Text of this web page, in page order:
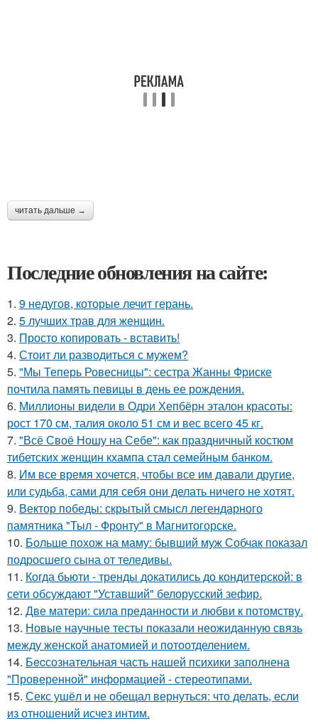
читать дальше →
Последние обновления на сайте:
1. 9 недугов, которые лечит герань.
2. 5 лучших трав для женщин.
3. Просто копировать - вставить!
4. Стоит ли разводиться с мужем?
5. "Мы Теперь Ровесницы": сестра Жанны Фриске
почтила память певицы в день ее рождения.
6. Миллионы видели в Одри Хепбёрн эталон красоты:
рост 170 см, талия около 51 см и вес всего 45 кг.
7. "Всё Своё Ношу на Себе": как праздничный костюм
тибетских женщин кхампа стал семейным банком.
8. Им все время хочется, чтобы все им давали другие,
или судьба, сами для себя они делать ничего не хотят.
9. Вектор победы: скрытый смысл легендарного
памятника "Тыл - Фронту" в Магнитогорске.
10. Больше похож на маму: бывший муж Собчак показал
подросшего сына от теледивы.
11. Когда бьюти - тренды докатились до кондитерской: в
сети обсуждают "Уставший" белорусский зефир.
12. Две матери: сила преданности и любви к потомству.
13. Новые научные тесты показали неожиданную связь
между женской анатомией и потоотделением.
14. Бecсознательная часть нашей психики заполнена
"Проверенной" информацией - стереотипами.
15. Секс ушёл и не обещал вернуться: что делать, если
из отношений исчез интим.